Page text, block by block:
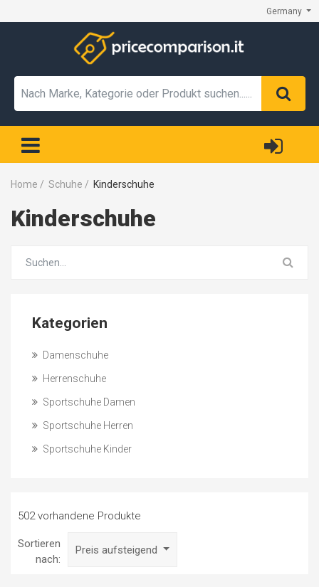
Germany
Home / Schuhe / Kinderschuhe
Kinderschuhe
Kategorien
Damenschuhe
Herrenschuhe
Sportschuhe Damen
Sportschuhe Herren
Sportschuhe Kinder
502 vorhandene Produkte
Sortieren
nach:
Preis aufsteigend